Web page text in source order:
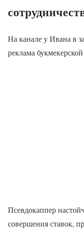
На канале у Ивана в
реклама
Псевдокаппер
совершения ставок,